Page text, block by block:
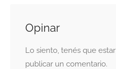
Opinar
Lo siento, tenés que estar
publicar un comentario.